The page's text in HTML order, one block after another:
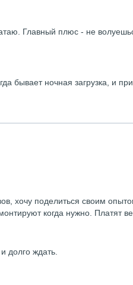
Главный плюс - не
бывает ночная загрузка, и
хочу поделиться своим
когда нужно. Платят
долго ждать.